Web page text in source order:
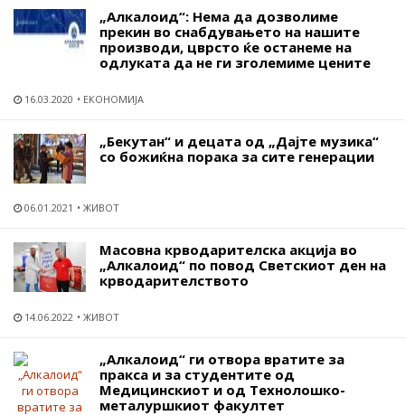
„Алкалоид“: Нема да дозволиме
прекин во снабдувањето на нашите
производи, цврсто ќе останеме на
одлуката да не ги зголемиме цените
16.03.2020 ЕКОНОМИЈА
„Бекутан“ и децата од „Дајте музика“
со божиќна порака за сите генерации
06.01.2021 ЖИВОТ
Масовна крводарителска акција во
„Алкалоид“ по повод Светскиот ден на
крводарителството
14.06.2022 ЖИВОТ
„Алкалоид“ ги отвора вратите за
пракса и за студентите од
Медицинскиот и од Технолошко-
металуршкиот факултет